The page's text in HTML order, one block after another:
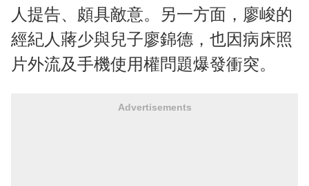
人提告、頗具敵意。另一方面，廖峻的
經紀人蔣少與兒子廖錦德，也因病床照
片外流及手機使用權問題爆發衝突。
Advertisements